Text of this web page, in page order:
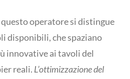
operatore si distingue
disponibili, che spaziano
innovative ai tavoli del
reali. L’ottimizzazione del